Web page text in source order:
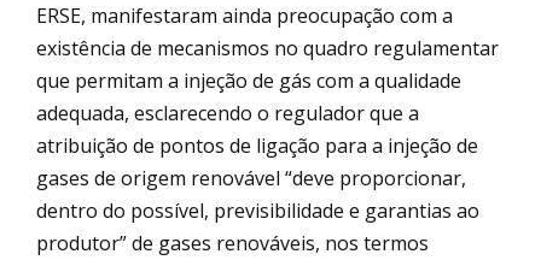
ERSE, manifestaram ainda preocupação com a
existência de mecanismos no quadro regulamentar
que permitam a injeção de gás com a qualidade
adequada, esclarecendo o regulador que a
atribuição de pontos de ligação para a injeção de
gases de origem renovável “deve proporcionar,
dentro do possível, previsibilidade e garantias ao
produtor” de gases renováveis, nos termos